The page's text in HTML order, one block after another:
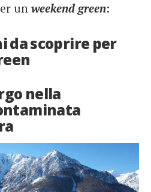
un weekend green:
da scoprire per
nella